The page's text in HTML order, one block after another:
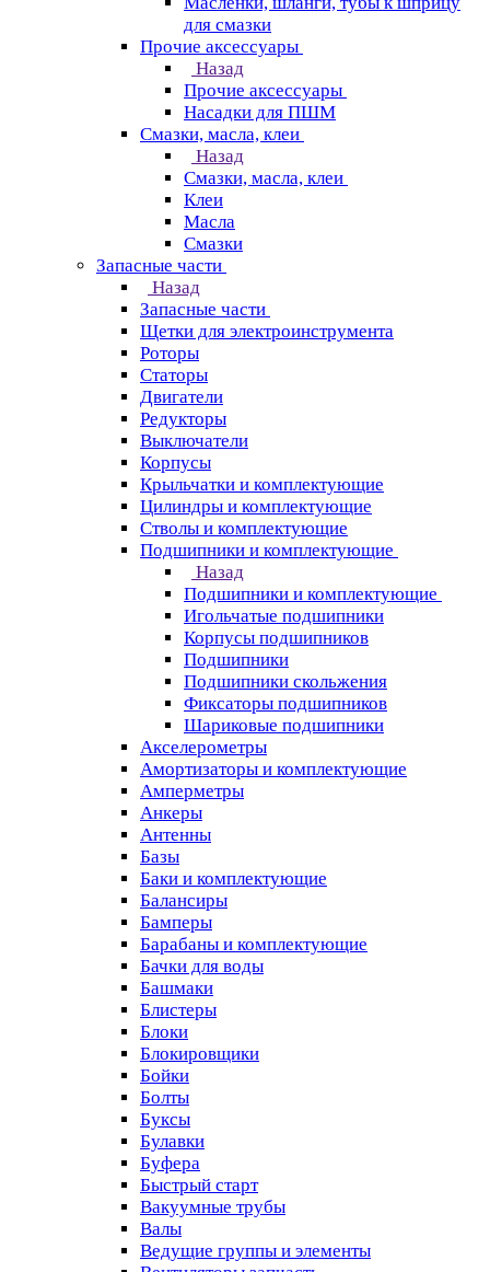
для смазки
Прочие аксессуары
Назад
Прочие аксессуары
Насадки для ПШМ
Смазки, масла, клеи
Назад
Смазки, масла, клеи
Клеи
Масла
Смазки
Запасные части
Назад
Запасные части
Щетки для электроинструмента
Роторы
Статоры
Двигатели
Редукторы
Выключатели
Корпусы
Крыльчатки и комплектующие
Цилиндры и комплектующие
Стволы и комплектующие
Подшипники и комплектующие
Назад
Подшипники и комплектующие
Игольчатые подшипники
Корпусы подшипников
Подшипники
Подшипники скольжения
Фиксаторы подшипников
Шариковые подшипники
Акселерометры
Амортизаторы и комплектующие
Амперметры
Анкеры
Антенны
Базы
Баки и комплектующие
Балансиры
Бамперы
Барабаны и комплектующие
Бачки для воды
Башмаки
Блистеры
Блоки
Блокировщики
Бойки
Болты
Буксы
Булавки
Буфера
Быстрый старт
Вакуумные трубы
Валы
Ведущие группы и элементы